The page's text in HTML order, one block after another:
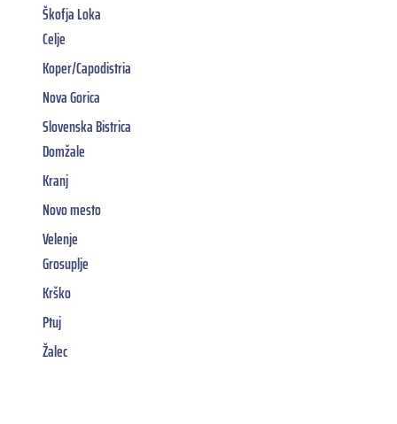
Škofja Loka
Celje
Koper/Capodistria
Nova Gorica
Slovenska Bistrica
Domžale
Kranj
Novo mesto
Velenje
Grosuplje
Krško
Ptuj
Žalec